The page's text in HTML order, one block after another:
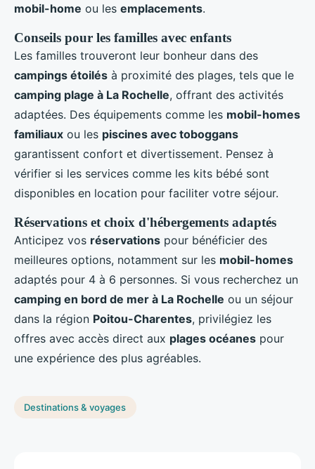
mobil-home ou les emplacements.
Conseils pour les familles avec enfants
Les familles trouveront leur bonheur dans des
campings étoilés à proximité des plages, tels que le
camping plage à La Rochelle, offrant des activités
adaptées. Des équipements comme les mobil-homes
familiaux ou les piscines avec toboggans
garantissent confort et divertissement. Pensez à
vérifier si les services comme les kits bébé sont
disponibles en location pour faciliter votre séjour.
Réservations et choix d'hébergements adaptés
Anticipez vos réservations pour bénéficier des
meilleures options, notamment sur les mobil-homes
adaptés pour 4 à 6 personnes. Si vous recherchez un
camping en bord de mer à La Rochelle ou un séjour
dans la région Poitou-Charentes, privilégiez les
offres avec accès direct aux plages océanes pour
une expérience des plus agréables.
Destinations & voyages